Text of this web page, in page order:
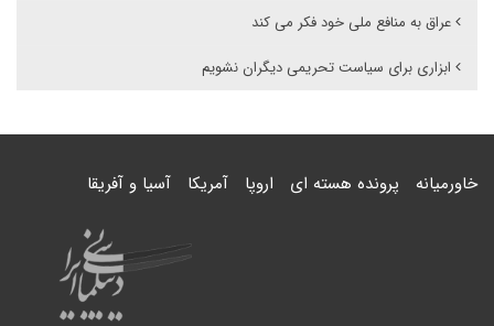
عراق به منافع ملی خود فکر می کند
ابزاری برای سیاست تحریمی دیگران نشویم
خاورمیانه پرونده هسته ای اروپا آمریکا آسیا و آفریقا